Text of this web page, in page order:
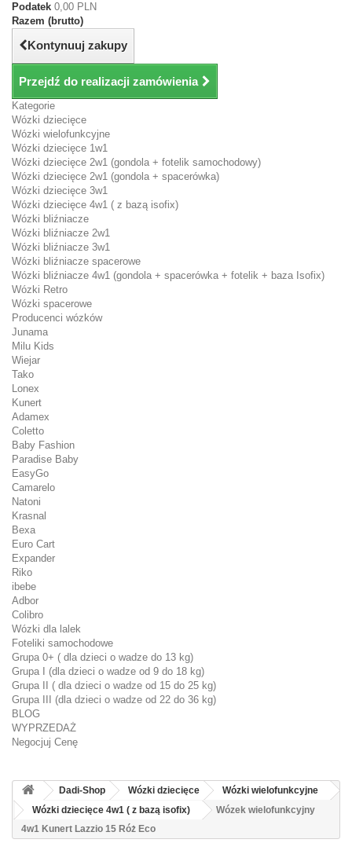
Podatek 0,00 PLN
Razem (brutto)
Kontynuuj zakupy
Przejdź do realizacji zamówienia
Kategorie
Wózki dziecięce
Wózki wielofunkcyjne
Wózki dziecięce 1w1
Wózki dziecięce 2w1 (gondola + fotelik samochodowy)
Wózki dziecięce 2w1 (gondola + spacerówka)
Wózki dziecięce 3w1
Wózki dziecięce 4w1 ( z bazą isofix)
Wózki bliźniacze
Wózki bliźniacze 2w1
Wózki bliźniacze 3w1
Wózki bliźniacze spacerowe
Wózki bliźniacze 4w1 (gondola + spacerówka + fotelik + baza Isofix)
Wózki Retro
Wózki spacerowe
Producenci wózków
Junama
Milu Kids
Wiejar
Tako
Lonex
Kunert
Adamex
Coletto
Baby Fashion
Paradise Baby
EasyGo
Camarelo
Natoni
Krasnal
Bexa
Euro Cart
Expander
Riko
ibebe
Adbor
Colibro
Wózki dla lalek
Foteliki samochodowe
Grupa 0+ ( dla dzieci o wadze do 13 kg)
Grupa I (dla dzieci o wadze od 9 do 18 kg)
Grupa II ( dla dzieci o wadze od 15 do 25 kg)
Grupa III (dla dzieci o wadze od 22 do 36 kg)
BLOG
WYPRZEDAŻ
Negocjuj Cenę
Dadi-Shop Wózki dziecięce
Wózki wielofunkcyjne
Wózki dziecięce 4w1 ( z bazą isofix)
Wózek wielofunkcyjny
4w1 Kunert Lazzio 15 Róż Eco